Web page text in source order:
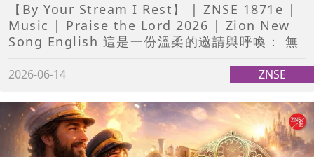
【By Your Stream I Rest】 | ZNSE 1871e |
Music | Praise the Lord 2026 | Zion New
Song English 這是一份溫柔的邀請與呼喚： 無
2026-06-14 ZNSE